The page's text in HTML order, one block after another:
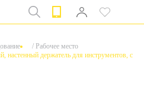
/ Рабочее место
настенный держатель для инструментов, с